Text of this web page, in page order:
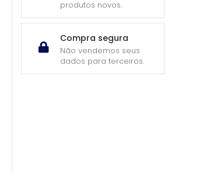
produtos novos.
Compra segura
Não vendemos seus
dados para terceiros.